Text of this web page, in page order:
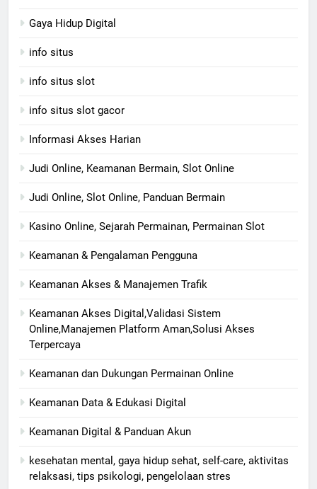
Gaya Hidup Digital
info situs
info situs slot
info situs slot gacor
Informasi Akses Harian
Judi Online, Keamanan Bermain, Slot Online
Judi Online, Slot Online, Panduan Bermain
Kasino Online, Sejarah Permainan, Permainan Slot
Keamanan & Pengalaman Pengguna
Keamanan Akses & Manajemen Trafik
Keamanan Akses Digital,Validasi Sistem
Online,Manajemen Platform Aman,Solusi Akses
Terpercaya
Keamanan dan Dukungan Permainan Online
Keamanan Data & Edukasi Digital
Keamanan Digital & Panduan Akun
kesehatan mental, gaya hidup sehat, self-care, aktivitas
relaksasi, tips psikologi, pengelolaan stres